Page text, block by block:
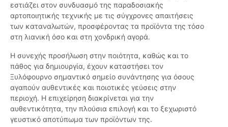
εστιάζει στον συνδυασμό της παραδοσιακής
αρτοποιητικής τεχνικής με τις σύγχρονες απαιτήσεις
των καταναλωτών, προσφέροντας τα προϊόντα της τόσο
στη λιανική όσο και στη χονδρική αγορά.
Η συνεχής προσήλωση στην ποιότητα, καθώς και το
πάθος για δημιουργία, έχουν καταστήσει τον
Ξυλόφουρνο σημαντικό σημείο συνάντησης για όσους
αγαπούν αυθεντικές και ποιοτικές γεύσεις στην
περιοχή. Η επιχείρηση διακρίνεται για την
αυθεντικότητα, την πλούσια επιλογή και το ξεχωριστό
γευστικό αποτύπωμα των προϊόντων της.